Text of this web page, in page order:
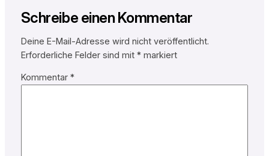
Schreibe einen Kommentar
Deine E-Mail-Adresse wird nicht veröffentlicht.
Erforderliche Felder sind mit *markiert
Kommentar *